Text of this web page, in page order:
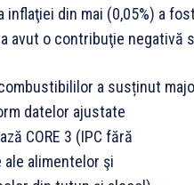
din mai (0,05%) a
o contribuţie negativă
a susținut
datelor ajustate
CORE 3 (IPC fără
alimentelor şi